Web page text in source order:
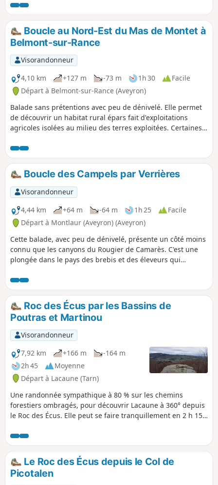
le long sauf pendant 2-3 km au sommet.
Boucle au Nord-Est du Mas de Montet à
Belmont-sur-Rance
Visorandonneur
4,10 km
+127 m -73 m 1h 30
Facile
Départ à Belmont-sur-Rance (Aveyron)
Balade sans prétentions avec peu de dénivelé. Elle permet
de découvrir un habitat rural épars fait d'exploitations
agricoles isolées au milieu des terres exploitées. Certaines
par des exploitants agricoles.
Boucle des Campels par Verrières
Visorandonneur
4,44 km
+64 m -64 m 1h 25
Facile
Départ à Montlaur (Aveyron) (Aveyron)
Cette balade, avec peu de dénivelé, présente un côté moins
connu que les canyons du Rougier de Camarès. C'est une
plongée dans le pays des brebis et des éleveurs qui
Roc des Écus par les Bassins de
Poutras et Martinou
Visorandonneur
7,92 km
+166 m
-164 m
2h 45
Moyenne
Départ à Lacaune (Tarn)
Une randonnée sympathique à 80 % sur les chemins
forestiers ombragés, pour découvrir Lacaune à 360° depuis
le Roc des Écus. Elle peut se faire tranquillement en 2 h 15
Le Roc des Écus depuis le Col de
Picotalen